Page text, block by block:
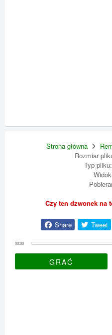
Strona główna
Rozmiar
Typ
Czy ten dzwonek na
Share Tweet
00:00
GRAĆ